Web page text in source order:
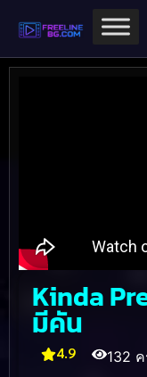
Kinda
มีคัน
4.9 132 ค